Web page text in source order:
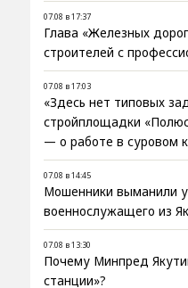
07.08 в 17:37
Глава «Железных
строителей с
07.08 в 17:03
«Здесь нет типовых
стройплощадки
— о работе в суровом
07.08 в 14:45
Мошенники выманили
военнослужащего из
07.08 в 13:30
Почему Минпред
станции»?